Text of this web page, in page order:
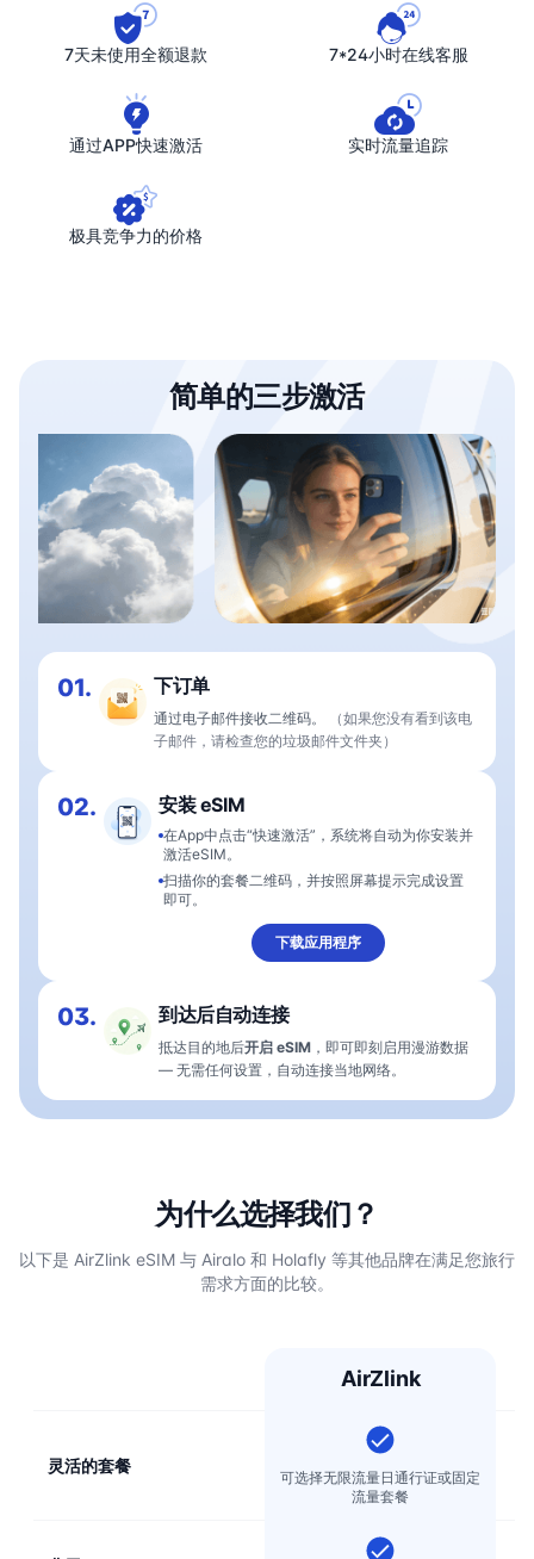
7天未使用全额退款 7*24小时在线客服
通过APP快速激活 实时流量追踪
极具竞争力的价格
简单的三步激活
01. 下订单
通过电子邮件接收二维码。
（如果您没有看到该电
子邮件，请检查您的垃圾邮件文件夹）
02. 安装 eSIM
在App中点击“快速激活”，系统将自动为你安装并
激活eSIM。
扫描你的套餐二维码，并按照屏幕提示完成设置
即可。
下载应用程序
03. 到达后自动连接
抵达目的地后开启 eSIM ，即可即刻启用漫游数据
— 无需任何设置，自动连接当地网络。
为什么选择我们？
以下是 AirZlink eSIM 与 Airalo 和 Holafly 等其他品牌在满足您旅行
需求方面的比较。
AirZlink
灵活的套餐
可选择无限流量日通行证或固定
流量套餐